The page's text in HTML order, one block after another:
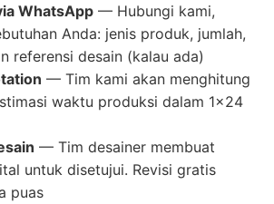
WhatsApp — Hubungi kami,
Anda: jenis produk, jumlah,
referensi desain (kalau ada)
— Tim kami akan menghitung
waktu produksi dalam 1×24
— Tim desainer membuat
untuk disetujui. Revisi gratis
puas